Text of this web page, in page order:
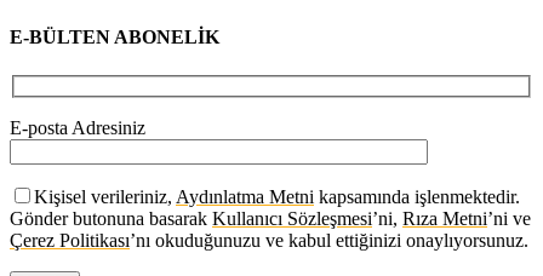
E-BÜLTEN ABONELİK
E-posta Adresiniz
Kişisel verileriniz, Aydınlatma Metni kapsamında işlenmektedir.
Gönder butonuna basarak Kullanıcı Sözleşmesi’ni, Rıza Metni’ni ve
Çerez Politikası’nı okuduğunuzu ve kabul ettiğinizi onaylıyorsunuz.